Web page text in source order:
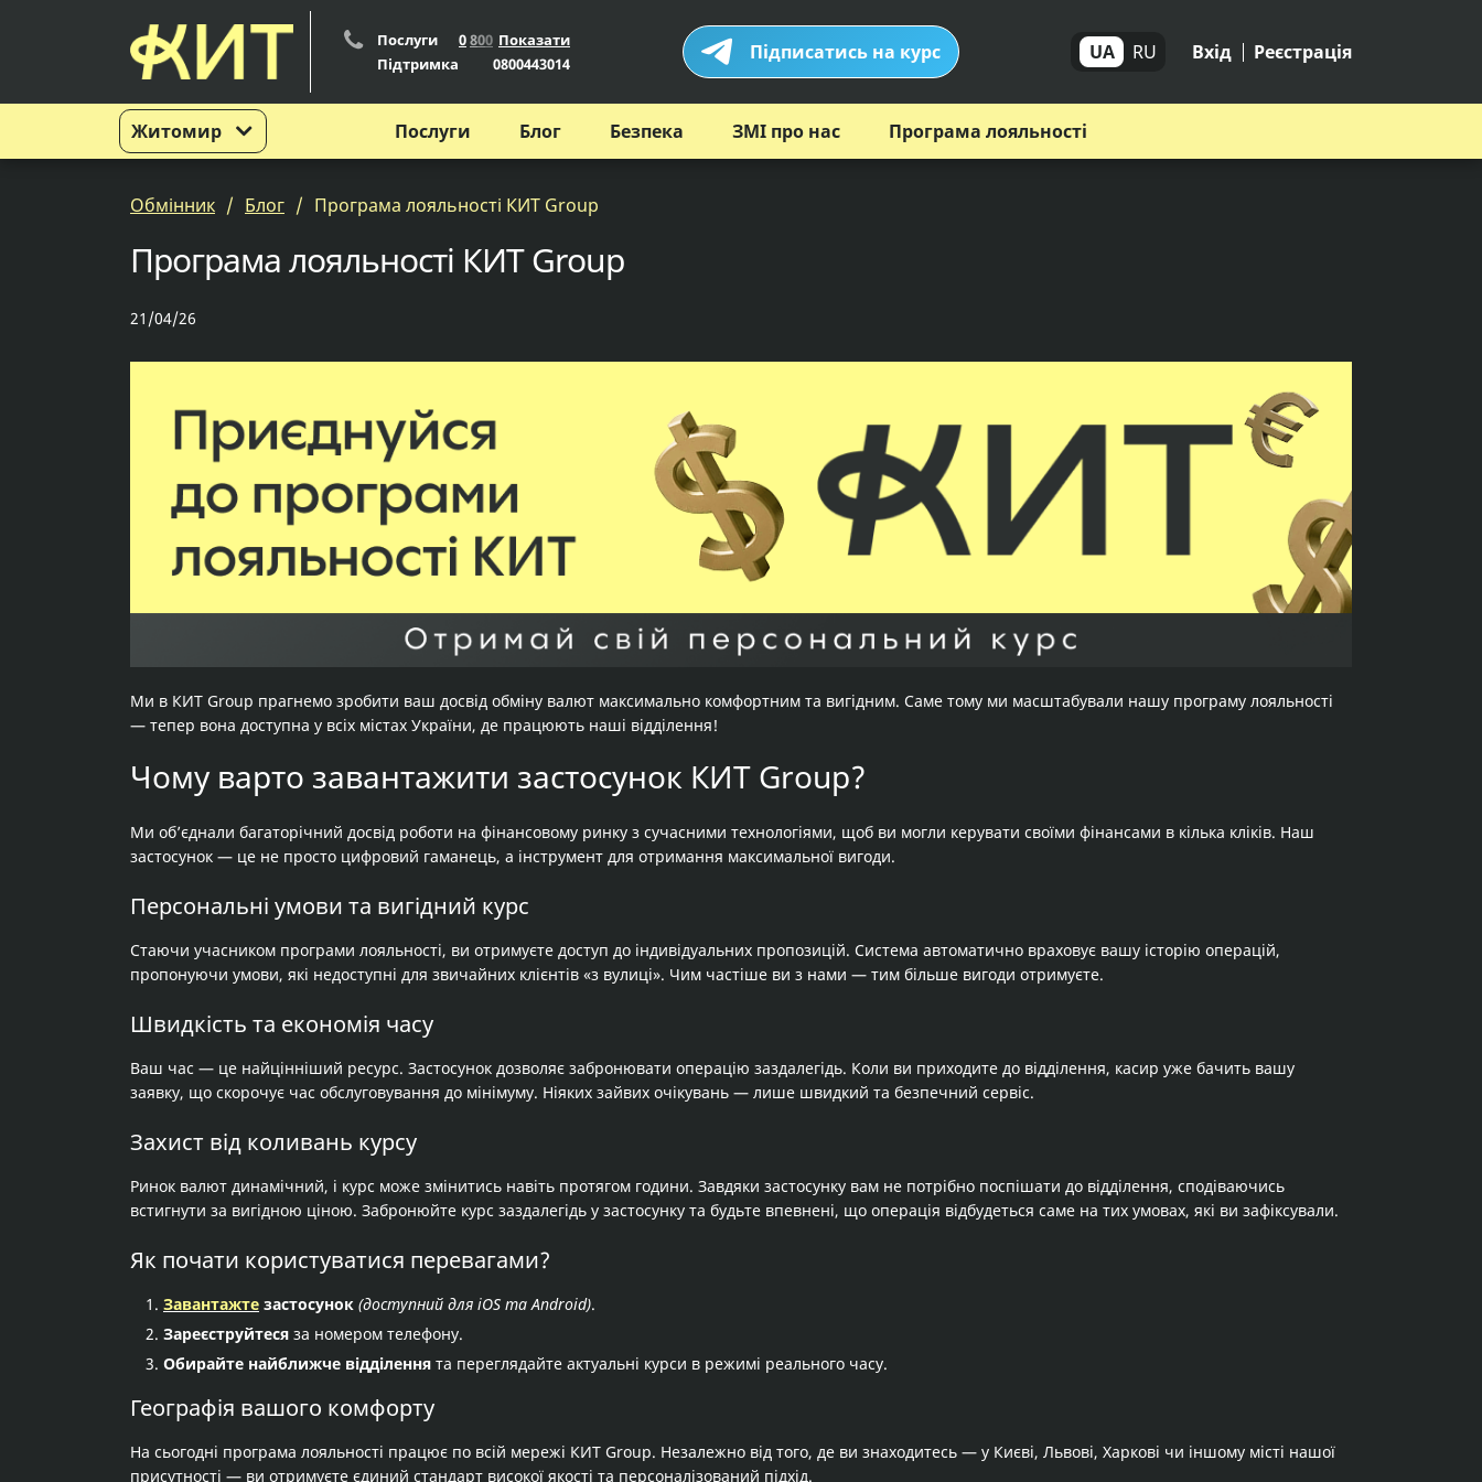
Житомир
Послуги 0800 Показати
Підтримка
0800443014 Підписатись на курс UA RU Вхід Реєстрація
Послуги Блог Безпека ЗМІ про нас Програма лояльності
Обмінник Блог Програма лояльності КИТ Group
Програма лояльності КИТ Group
21/04/26
Ми в КИТ Group прагнемо зробити ваш досвід обміну валют максимально комфортним та вигідним. Саме тому ми масштабували нашу програму лояльності
— тепер вона доступна у всіх містах України, де працюють наші відділення!
Чому варто завантажити застосунок КИТ Group?
Ми об’єднали багаторічний досвід роботи на фінансовому ринку з сучасними технологіями, щоб ви могли керувати своїми фінансами в кілька кліків. Наш
застосунок — це не просто цифровий гаманець, а інструмент для отримання максимальної вигоди.
Персональні умови та вигідний курс
Стаючи учасником програми лояльності, ви отримуєте доступ до індивідуальних пропозицій. Система автоматично враховує вашу історію операцій,
пропонуючи умови, які недоступні для звичайних клієнтів «з вулиці». Чим частіше ви з нами — тим більше вигоди отримуєте.
Швидкість та економія часу
Ваш час — це найцінніший ресурс. Застосунок дозволяє забронювати операцію заздалегідь. Коли ви приходите до відділення, касир уже бачить вашу
заявку, що скорочує час обслуговування до мінімуму. Ніяких зайвих очікувань — лише швидкий та безпечний сервіс.
Захист від коливань курсу
Ринок валют динамічний, і курс може змінитись навіть протягом години. Завдяки застосунку вам не потрібно поспішати до відділення, сподіваючись
встигнути за вигідною ціною. Забронюйте курс заздалегідь у застосунку та будьте впевнені, що операція відбудеться саме на тих умовах, які ви зафіксували.
Як почати користуватися перевагами?
Завантажте застосунок (доступний для iOS та Android).
Зареєструйтеся за номером телефону.
Обирайте найближче відділення та переглядайте актуальні курси в режимі реального часу.
Географія вашого комфорту
На сьогодні програма лояльності працює по всій мережі КИТ Group. Незалежно від того, де ви знаходитесь — у Києві, Львові, Харкові чи іншому місті нашої
присутності — ви отримуєте єдиний стандарт високої якості та персоналізований підхід.